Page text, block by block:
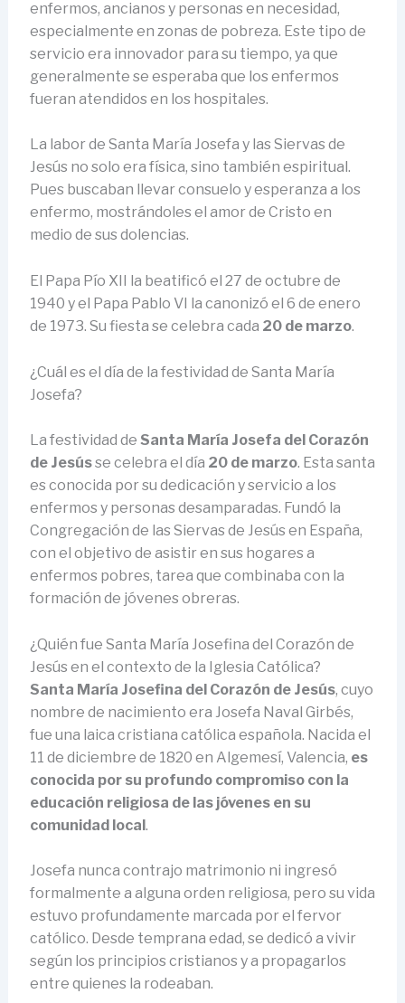
enfermos, ancianos y personas en necesidad,
especialmente en zonas de pobreza. Este tipo de
servicio era innovador para su tiempo, ya que
generalmente se esperaba que los enfermos
fueran atendidos en los hospitales.
La labor de Santa María Josefa y las Siervas de
Jesús no solo era física, sino también espiritual.
Pues buscaban llevar consuelo y esperanza a los
enfermo, mostrándoles el amor de Cristo en
medio de sus dolencias.
El Papa Pío XII la beatificó el 27 de octubre de
1940 y el Papa Pablo VI la canonizó el 6 de enero
de 1973. Su fiesta se celebra cada 20 de marzo.
¿Cuál es el día de la festividad de Santa María
Josefa?
La festividad de Santa María Josefa del Corazón
de Jesússe celebra el día 20 de marzo. Esta santa
es conocida por su dedicación y servicio a los
enfermos y personas desamparadas. Fundó la
Congregación de las Siervas de Jesús en España,
con el objetivo de asistir en sus hogares a
enfermos pobres, tarea que combinaba con la
formación de jóvenes obreras.
¿Quién fue Santa María Josefina del Corazón de
Jesús en el contexto de la Iglesia Católica?
Santa María Josefina del Corazón de Jesús, cuyo
nombre de nacimiento era Josefa Naval Girbés,
fue una laica cristiana católica española. Nacida el
11 de diciembre de 1820 en Algemesí, Valencia, es
conocida por su profundo compromiso con la
educación religiosa de las jóvenes en su
comunidad local.
Josefa nunca contrajo matrimonio ni ingresó
formalmente a alguna orden religiosa, pero su vida
estuvo profundamente marcada por el fervor
católico. Desde temprana edad, se dedicó a vivir
según los principios cristianos y a propagarlos
entre quienes la rodeaban.